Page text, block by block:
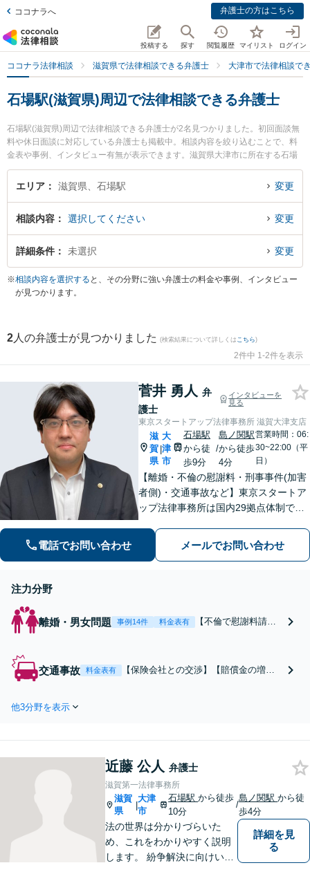
ココナラへ 弁護士の方はこちら
投稿する 探す 閲覧履歴 マイリスト ログイン
ココナラ法律相談 滋賀県で法律相談できる弁護士 大津市で法律相談で
石場駅(滋賀県)周辺で法律相談できる弁護士
石場駅(滋賀県)周辺で法律相談できる弁護士が2名見つかりました。初回面談無
料や休日面談に対応している弁護士も掲載中。相談内容を絞り込むことで、料
金表や事例、インタビュー有無が表示できます。滋賀県大津市に所在する石場
駅は京阪石山坂本線沿線の駅です。より多くの弁護士から探したいときは市区
町村検索や同一路線のより大きな駅も追加選択して探すと良いでしょう。特に
東京スタートアップ法律事務所 滋賀大津支店の菅井 勇人弁護士や滋賀第一法律
れています。『行政処分の不服申立てのトラブルを勤務先から通いやすい石場
駅周辺に事務所を構える弁護士に面談予約したい』『行政処分の不服申立ての
トラブル解決の実績豊富な石場駅近くの弁護士を検索したい』『初回無料で行
などでお困りの相談者さんにおすすめです。
エリア 滋賀県、石場駅 変更
相談内容 選択してください 変更
詳細条件 未選択 変更
※相談内容を選択する と、その分野に強い弁護士の料金や事例、インタビュー
が見つかります。
2 人の弁護士が見つかりました (検索結果について詳しくは こちら)
2件中 1-2件を表示
菅井 勇人 弁
護士
インタビューを
見る
東京スタートアップ法律事務所 滋賀大津支店
滋
賀
県
|
大
津
市
石場駅
から徒
歩9分
/
島ノ関駅
から徒歩
4分
営業時間：06:
30~22:00（平
日）
【離婚・不倫の慰謝料・刑事事件(加害
者側)・交通事故など】東京スタートア
ップ法律事務所は国内29拠点体制で全
対応(法律相談は完全予約制)】各分野で
専門性の高い弁護士が寄り添い解決を
電話でお問い合わせ メールでお問い合わせ
注力分野
離婚・男女問題 事例14件 料金表有
【不倫で慰謝料請求
内容証明の通知が届
いてお困りの方はご
【滋賀県全域対応】
交通事故 料金表有
【保険会社との交渉】【賠償金の増額
約制)】【島ノ関駅徒歩4分】
他3分野を表示
近藤 公人 弁護士
滋賀第一法律事務所
滋賀
県
|
大津
市
石場駅から徒歩
10分
/
島ノ関駅から徒
歩4分
法の世界は分かりづらいた
め、これをわかりやすく説明
します。 紛争解決に向けいく
詳細を見
る